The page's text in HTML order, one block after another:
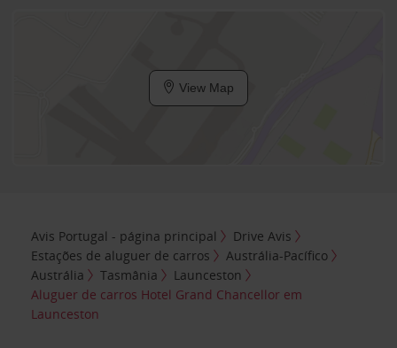
View Map
Avis Portugal - página principal
Drive Avis
Estações de aluguer de carros
Austrália-Pacífico
Austrália
Tasmânia
Launceston
Aluguer de carros Hotel Grand Chancellor em
Launceston